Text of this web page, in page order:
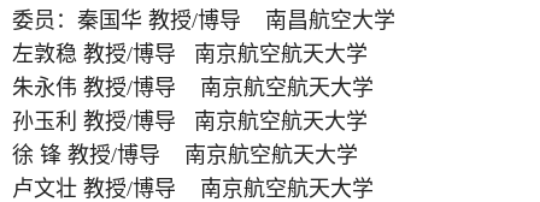
委员：秦国华 教授/博导 南昌航空大学
左敦稳 教授/博导 南京航空航天大学
朱永伟 教授/博导 南京航空航天大学
孙玉利 教授/博导 南京航空航天大学
徐 锋 教授/博导 南京航空航天大学
卢文壮 教授/博导 南京航空航天大学